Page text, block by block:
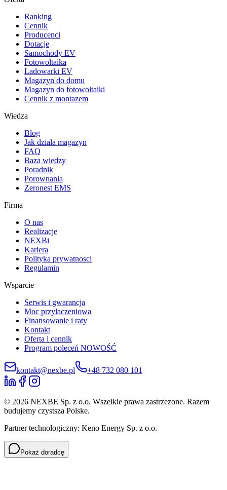
Ranking
Cennik
Producenci
Dotacje
Samochody EV
Fotowoltaika
Ladowarki EV
Magazyn do domu
Magazyn do fotowoltaiki
Cennik z montazem
Wiedza
Blog
Jak dziala magazyn
FAQ
Baza wiedzy
Poradnik
Porownania
Zeronest EMS
Firma
O nas
Realizacje
NEXBi
Kariera
Polityka prywatnosci
Regulamin
Wsparcie
Serwis i gwarancja
Moc przylaczeniowa
Finansowanie i raty
Kontakt
Oferta i cennik
Program poleceń NOWOŚĆ
kontakt@nexbe.pl +48 732 080 101
© 2026 NEXBE Sp. z o.o. Wszelkie prawa zastrzezone. Razem
budujemy czystsza Polske.
Partner technologiczny: Keno Energy Sp. z o.o.
Pokaż doradcę